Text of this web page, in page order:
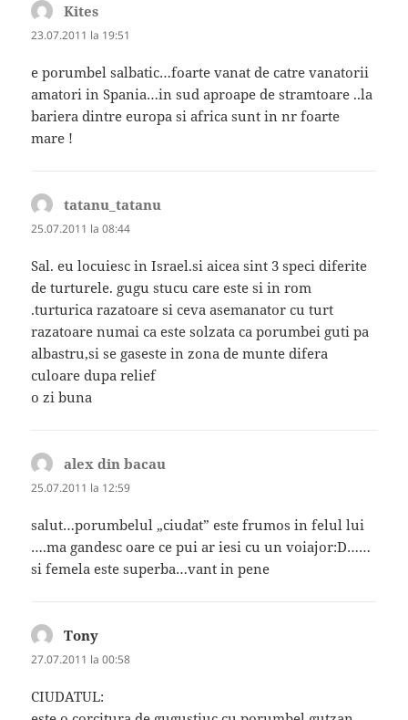
Kites
23.07.2011 la 19:51
e porumbel salbatic…foarte vanat de catre vanatorii
amatori in Spania…in sud aproape de stramtoare ..la
bariera dintre europa si africa sunt in nr foarte
mare !
tatanu_tatanu
25.07.2011 la 08:44
Sal. eu locuiesc in Israel.si aicea sint 3 speci diferite
de turturele. gugu stucu care este si in rom
.turturica razatoare si ceva asemanator cu turt
razatoare numai ca este solzata ca porumbei guti pa
albastru,si se gaseste in zona de munte difera
culoare dupa relief
o zi buna
alex din bacau
25.07.2011 la 12:59
salut…porumbelul „ciudat” este frumos in felul lui
….ma gandesc oare ce pui ar iesi cu un voiajor:D……
si femela este superba…vant in pene
Tony
27.07.2011 la 00:58
CIUDATUL: